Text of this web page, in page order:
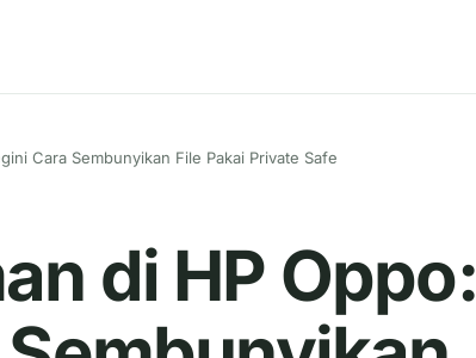
Cara Sembunyikan File Pakai Private Safe
di HP Oppo: